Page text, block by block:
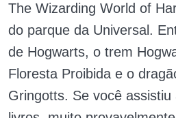
The Wizarding World of
do parque da Universal.
de Hogwarts, o trem
Floresta Proibida e o
Gringotts. Se você